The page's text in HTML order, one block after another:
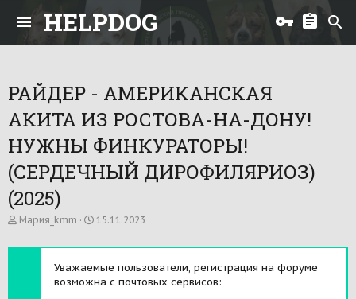
HELPDOG
РАЙДЕР - АМЕРИКАНСКАЯ
АКИТА ИЗ РОСТОВА-НА-ДОНУ!
НУЖНЫ ФИНКУРАТОРЫ!
(СЕРДЕЧНЫЙ ДИРОФИЛЯРИОЗ)
(2025)
А
т
Мария_kmm
Д
т
н
а
15.11.2023
Уважаемые пользователи, регистрация на форуме
возможна с почтовых сервисов: